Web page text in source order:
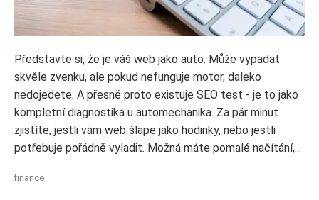
Představte si, že je váš web jako auto. Může vypadat
skvěle zvenku, ale pokud nefunguje motor, daleko
nedojedete. A přesně proto existuje SEO test - je to jako
kompletní diagnostika u automechanika. Za pár minut
zjistíte, jestli vám web šlape jako hodinky, nebo jestli
potřebuje pořádně vyladit. Možná máte pomalé načítání,...
finance